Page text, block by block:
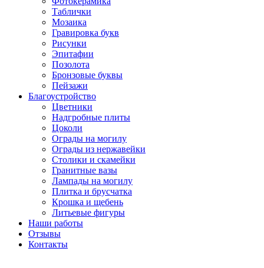
Таблички
Мозаика
Гравировка букв
Рисунки
Эпитафии
Позолота
Бронзовые буквы
Пейзажи
Благоустройство
Цветники
Надгробные плиты
Цоколи
Ограды на могилу
Ограды из нержавейки
Столики и скамейки
Гранитные вазы
Лампады на могилу
Плитка и брусчатка
Крошка и щебень
Литьевые фигуры
Наши работы
Отзывы
Контакты